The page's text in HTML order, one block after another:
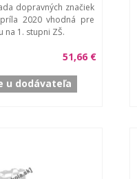
dopravných značiek
2020 vhodná pre
na 1. stupni ZŠ.
51,66 €
u dodávateľa